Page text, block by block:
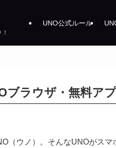
UNO公式ルール
ブラウザ・無料ア
（ウノ）。そんなUNOがスマ